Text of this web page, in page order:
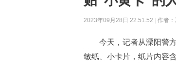
2023年09月28日 22:51:52 作者：
今天，记者从溧阳警方
敏纸、小卡片，纸片内容